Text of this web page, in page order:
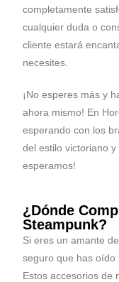
completamente
cualquier duda o
cliente estará
necesites.
¡No esperes más y
ahora mismo! En
esperando con los
del estilo victoriano y
esperamos!
¿Dónde
Steampunk?
Si eres un amante
seguro que has oído
Estos accesorios de